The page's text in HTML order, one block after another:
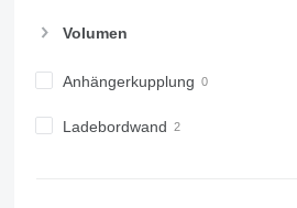
Volumen
Anhängerkupplung
Ladebordwand